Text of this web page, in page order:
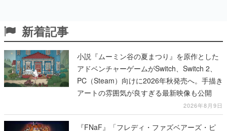
新着記事
小説『ムーミン谷の夏まつり』を原作とした
アドベンチャーゲームがSwitch、Switch 2、
PC（Steam）向けに2026年秋発売へ。手描き
アートの雰囲気が良すぎる最新映像も公開
2026年8月9日
『FNaF』「フレディ・ファズベアーズ・ピ